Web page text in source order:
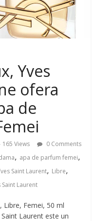
Fitness-
muschi
Yves
ofera
de
165 Views
0 Comments
, apa de parfum femei,
Saint Laurent, Libre,
Saint Laurent
Libre, Femei, 50 ml
Laurent este un